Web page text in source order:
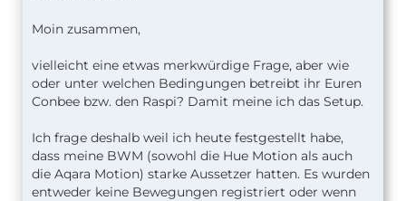
Moin zusammen,
vielleicht eine etwas merkwürdige Frage, aber wie
oder unter welchen Bedingungen betreibt ihr Euren
Conbee bzw. den Raspi? Damit meine ich das Setup.
Ich frage deshalb weil ich heute festgestellt habe,
dass meine BWM (sowohl die Hue Motion als auch
die Aqara Motion) starke Aussetzer hatten. Es wurden
entweder keine Bewegungen registriert oder wenn